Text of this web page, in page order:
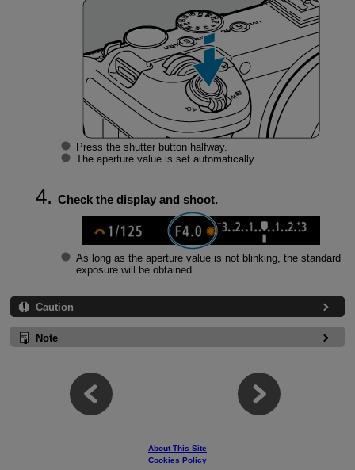
Press the shutter button halfway.
The aperture value is set automatically.
Check the display and shoot.
As long as the aperture value is not blinking, the standard
exposure will be obtained.
Caution
Note
About This Site
Cookies Policy